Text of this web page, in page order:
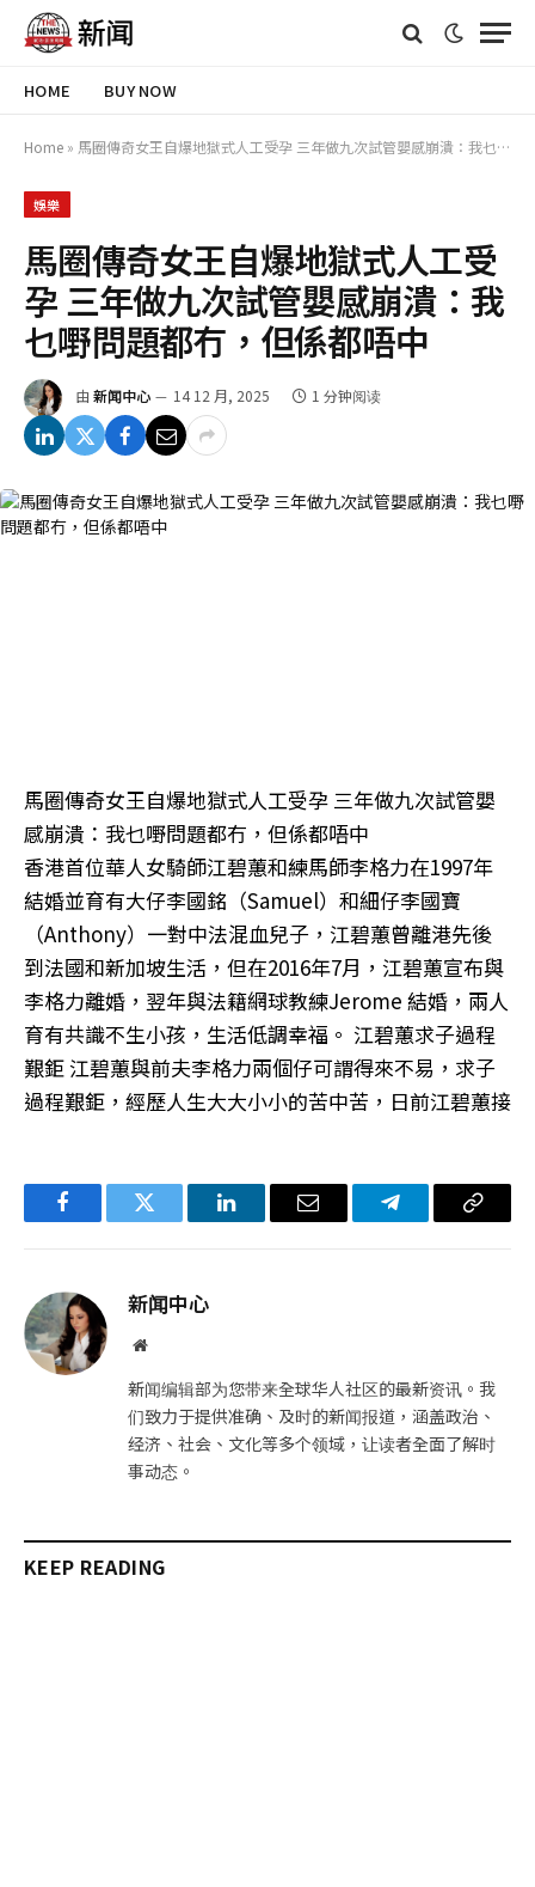
HOME BUY NOW
Home » 馬圈傳奇女王自爆地獄式人工受孕 三年做九次試管嬰感崩潰：我乜嘢問題都冇，但係都唔中
娛樂
馬圈傳奇女王自爆地獄式人工受
孕 三年做九次試管嬰感崩潰：我
乜嘢問題都冇，但係都唔中
由 新闻中心 14 12 月, 2025 1 分钟阅读
馬圈傳奇女王自爆地獄式人工受孕 三年做九次試管嬰
感崩潰：我乜嘢問題都冇，但係都唔中
香港首位華人女騎師江碧蕙和練馬師李格力在1997年
結婚並育有大仔李國銘（Samuel）和細仔李國寶
（Anthony）一對中法混血兒子，江碧蕙曾離港先後
到法國和新加坡生活，但在2016年7月，江碧蕙宣布與
李格力離婚，翌年與法籍網球教練Jerome 結婚，兩人
育有共識不生小孩，生活低調幸福。 江碧蕙求子過程
艱鉅 江碧蕙與前夫李格力兩個仔可謂得來不易，求子
過程艱鉅，經歷人生大大小小的苦中苦，日前江碧蕙接
FacebookTwitter LinkedIn电
Telegram复
新闻中心
网
新闻编辑部为您带来全球华人社区的最新资讯。我
们致力于提供准确、及时的新闻报道，涵盖政治、
经济、社会、文化等多个领域，让读者全面了解时
事动态。
KEEP READING